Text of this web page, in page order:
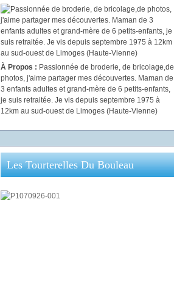
À Propos : Passionnée de broderie, de bricolage,de
photos, j'aime partager mes découvertes. Maman de
3 enfants adultes et grand-mère de 6 petits-enfants,
je suis retraitée. Je vis depuis septembre 1975 à
12km au sud-ouest de Limoges (Haute-Vienne)
Les Tourterelles Du Bouleau